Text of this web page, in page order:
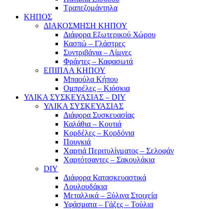
Τραπεζομάντηλα
ΚΗΠΟΣ
ΔΙΑΚΟΣΜΗΣΗ ΚΗΠΟΥ
Διάφορα Εξωτερικού Χώρου
Κασπώ – Γλάστρες
Συντριβάνια – Λίμνες
Φράχτες – Καφασωτά
ΕΠΙΠΛΑ ΚΗΠΟΥ
Μπαούλα Κήπου
Ομπρέλες – Κιόσκια
ΥΛΙΚΑ ΣΥΣΚΕΥΑΣΙΑΣ – DIY
ΥΛΙΚΑ ΣΥΣΚΕΥΑΣΙΑΣ
Διάφορα Συσκευασίας
Καλάθια – Κουτιά
Κορδέλες – Κορδόνια
Πουγκιά
Χαρτιά Περιτυλίγματος – Σελοφάν
Χαρτότσαντες – Σακουλάκια
DIY
Διάφορα Κατασκευαστικά
Λουλουδάκια
Μεταλλικά – Ξύλινα Στοιχεία
Υφάσματα – Γάζες – Τούλια